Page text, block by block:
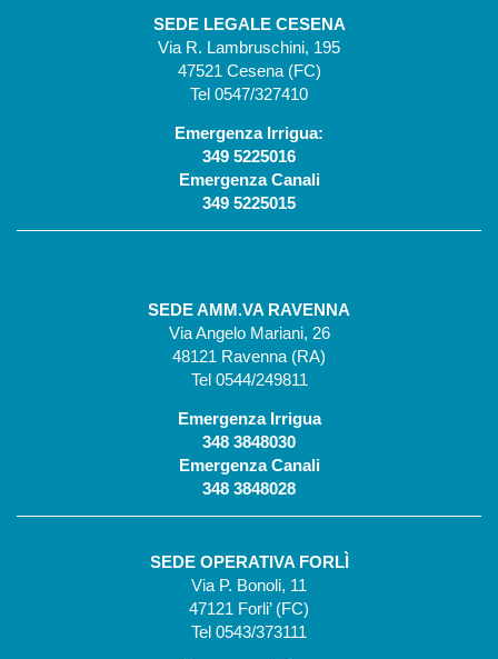
SEDE LEGALE CESENA
Via R. Lambruschini, 195
47521 Cesena (FC)
Tel 0547/327410
Emergenza Irrigua:
349 5225016
Emergenza Canali
349 5225015
SEDE AMM.VA RAVENNA
Via Angelo Mariani, 26
48121 Ravenna (RA)
Tel 0544/249811
Emergenza Irrigua
348 3848030
Emergenza Canali
348 3848028
SEDE OPERATIVA FORLÌ
Via P. Bonoli, 11
47121 Forli’ (FC)
Tel 0543/373111